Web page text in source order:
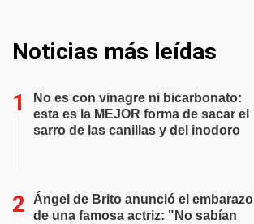
Noticias más leídas
No es con vinagre ni bicarbonato:
esta es la MEJOR forma de sacar el
sarro de las canillas y del inodoro
Ángel de Brito anunció el embarazo
de una famosa actriz: "No sabían